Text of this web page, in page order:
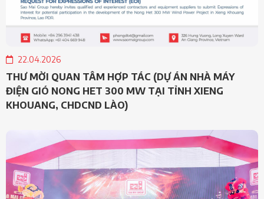
22.04.2026
THƯ MỜI QUAN TÂM HỢP TÁC (DỰ ÁN NHÀ MÁY
ĐIỆN GIÓ NONG HET 300 MW TẠI TỈNH XIENG
KHOUANG, CHDCND LÀO)